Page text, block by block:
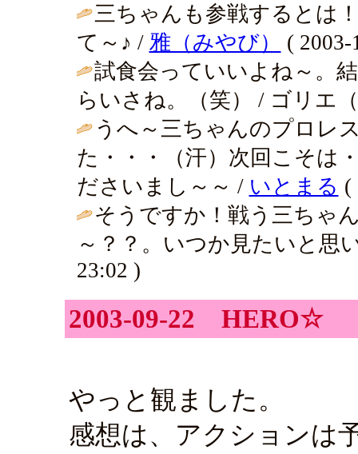
三ちゃんも参戦するとは
て～♪ / 雅（みやび）
( 2003-
試食会っていいよね～。
らいさね。（笑） / ゴリエ
うへ～三ちゃんのプロレ
た・・・（汗）次回こそは
ださいまし～～ / いとまる (
そうですか！戦う三ちゃ
～？？。いつか見たいと思
23:02 )
2003-09-22 HERO☆
やっと観ました。
感想は、アクションは